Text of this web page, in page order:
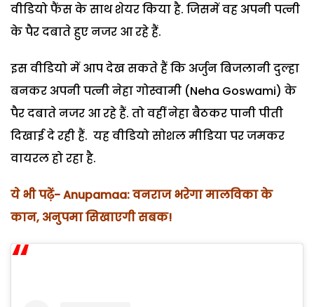
वीडियो फैंस के साथ शेयर किया है. जिसमें वह अपनी पत्नी
के पैर दबाते हुए नजर आ रहे हैं.
इस वीडियो में आप देख सकते हैं कि अर्जुन बिजलानी दुल्हा
बनकर अपनी पत्नी नेहा गोस्वामी (Neha Goswami) के
पैर दबाते नजर आ रहे हैं. तो वहीं नेहा बैठकर पानी पीती
दिखाई दे रही हैं. यह वीडियो सोशल मीडिया पर जमकर
वायरल हो रहा है.
ये भी पढ़ें- Anupamaa: वनराज भरेगा मालविका के
कान, अनुपमा सिखाएगी सबक!